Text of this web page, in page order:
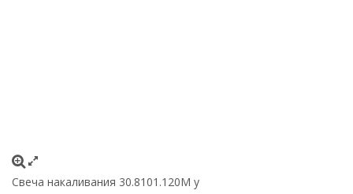
Свеча накаливания 30.8101.120М у